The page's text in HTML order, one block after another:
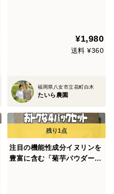
¥1,980
送料 ¥360
福岡県八女市立花町白木
たいら農園
注目の機能性成分イヌリンを
豊富に含む「菊芋パウダー４